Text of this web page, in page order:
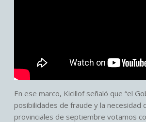
En ese marco, Kicillof señaló que “el
posibilidades de fraude y la necesidad
provinciales de septiembre votamos